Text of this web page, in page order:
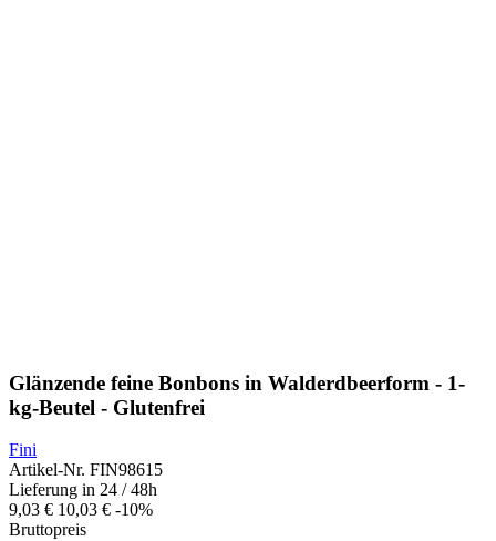
Glänzende feine Bonbons in Walderdbeerform - 1-
kg-Beutel - Glutenfrei
Fini
Artikel-Nr. FIN98615
Lieferung in 24 / 48h
9,03 € 10,03 € -10%
Bruttopreis